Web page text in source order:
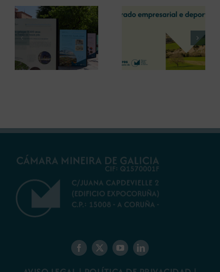
La COMG reúne a
dos líderes
empresarias con
motivo de su
Centenario para
debatir sobre el
La OIPE y el
CRETUS
presentan las
últimas
innovaciones en
restauración